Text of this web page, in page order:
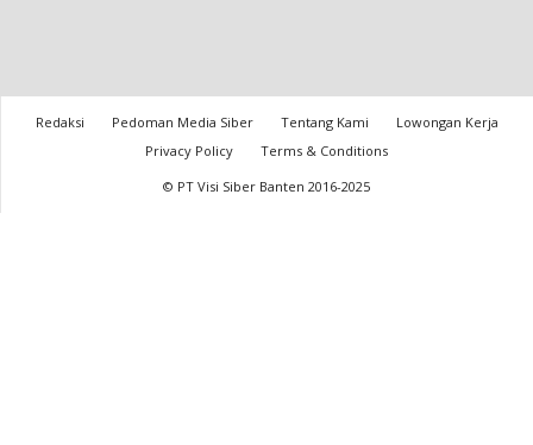
Redaksi Pedoman Media Siber Tentang Kami
Lowongan Kerja
Privacy Policy
Terms & Conditions
© PT Visi Siber Banten 2016-2025